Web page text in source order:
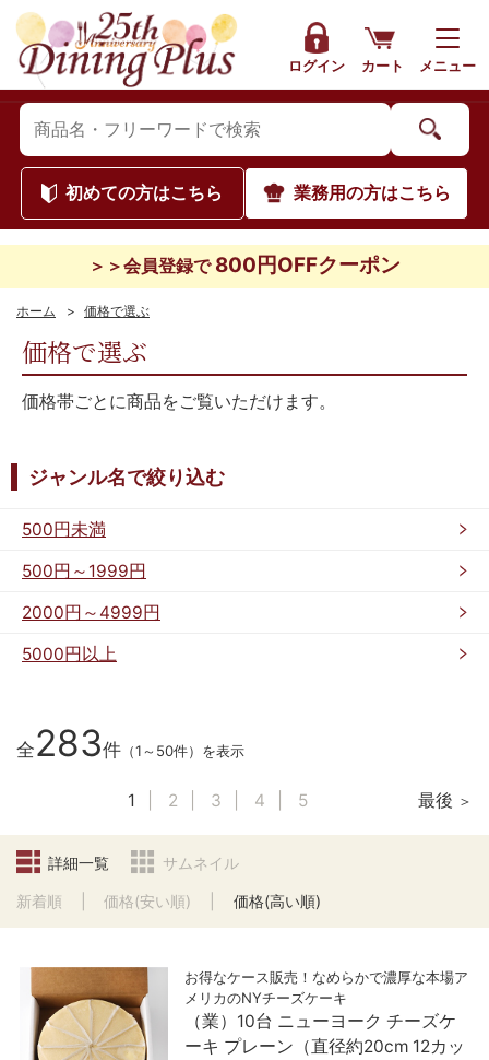
ログイン カート メニュー
初めての方はこちら 業務用の方はこちら
＞＞会員登録で 800円OFFクーポン
ホーム > 価格で選ぶ
価格で選ぶ
価格帯ごとに商品をご覧いただけます。
ジャンル名で絞り込む
500円未満
500円～1999円
2000円～4999円
5000円以上
全283件 （1～50件）を表示
1 2 3 4 5 最後
詳細一覧 サムネイル
新着順 価格(安い順) 価格(高い順)
お得なケース販売！なめらかで濃厚な本場ア
メリカのNYチーズケーキ
（業）10台 ニューヨーク チーズケ
ーキ プレーン（直径約20cm 12カッ